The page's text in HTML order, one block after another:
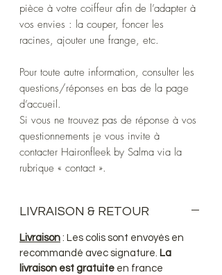
pièce à votre coiffeur afin de l’adapter à
vos envies : la couper, foncer les
racines, ajouter une frange, etc.
Pour toute autre information, consulter les
questions/réponses en bas de la page
d’accueil.
Si vous ne trouvez pas de réponse à vos
questionnements je vous invite à
contacter Haironfleek by Salma via la
rubrique « contact ».
LIVRAISON & RETOUR
Livraison : Les colis sont envoyés en
recommandé avec signature. La
livraison est gratuite en france